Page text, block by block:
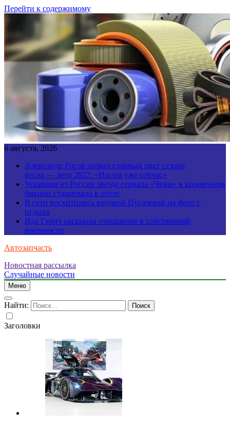
Перейти к содержимому
6 августа, 2026
Александр Рогов назвал главный цвет сезона
весна — лето 2027: «Носим уже сейчас»
Уехавшая из России звезда сериала «Чики» в крошечном
бикини станцевала в отеле
В сети восхитились внучкой Пугачевой на фото с
отдыха
Ида Галич раскрыла отношение к собственной
внешности
Автозапчасть
Новостная рассылка
Случайные новости
Меню
Найти:
Заголовки